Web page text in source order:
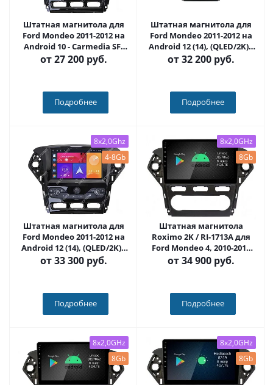
Штатная магнитола для
Ford Mondeo 2011-2012 на
Android 10 - Carmedia SF-
9281-2-IJ
от27 200 руб.
Подробнее
Штатная магнитола для
Ford Mondeo 2011-2012 на
Android 12 (14), (QLED/2K) -
Carmedia OL-1281-1-NPQU
от32 200 руб.
Подробнее
8x2,0Ghz
4-8Gb
Штатная магнитола для
Ford Mondeo 2011-2012 на
Android 12 (14), (QLED/2K) -
Carmedia SF-9281-2-NPQU
от33 300 руб.
Подробнее
8x2,0GHz
8Gb
Штатная магнитола
Roximo 2K / RI-1713A для
Ford Mondeo 4, 2010-2015
на Android 12 (8/128Gb)
от34 900 руб.
Подробнее
8x2,0GHz
8Gb
8x2,0GHz
8Gb